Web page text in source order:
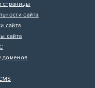
страницы
сайта
сайта
сайта
доменов